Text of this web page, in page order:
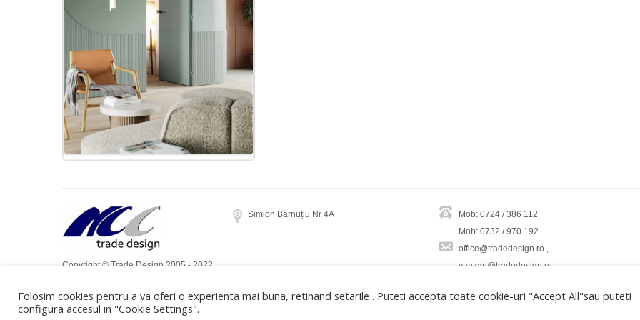
Copyright © Trade Design 2005 - 2022.
Dow Media
Simion Bărnuțiu Nr 4A
Mob: 0724 / 386 112
Mob: 0732 / 970 192
office@tradedesign.ro ,
vanzari@tradedesign.ro
Folosim cookies pentru a va oferi o experienta mai buna, retinand setarile . Puteti accepta toate cookie-uri "Accept All"sau puteti
configura accesul in "Cookie Settings".